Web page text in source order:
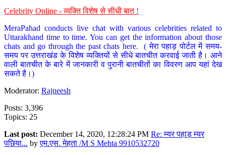
Celebrity Online - व्यक्ति विशेष से सीधी बात !
MeraPahad conducts live chat with various celebrities related to
Uttarakhand time to time. You can get the information about those
chats and go through the past chats here. ( मेरा पहाड़ पोर्टल में समय-
समय पर उत्तराखंड के विशेष व्यक्तियों से सीधे बातचीत करवाई जाती है। आने
वाली बातचीत के बारे में जानकारी व पुरानी बातचीतों का विवरण आप यहां देख
सकते है।)
Moderator: Rajneesh
Posts: 3,396
Topics: 25
Last post: December 14, 2020, 12:28:24 PM Re: म्यर पहाड़ म्यर
पछिया... byएम.एस. मेहता /M S Mehta 9910532720